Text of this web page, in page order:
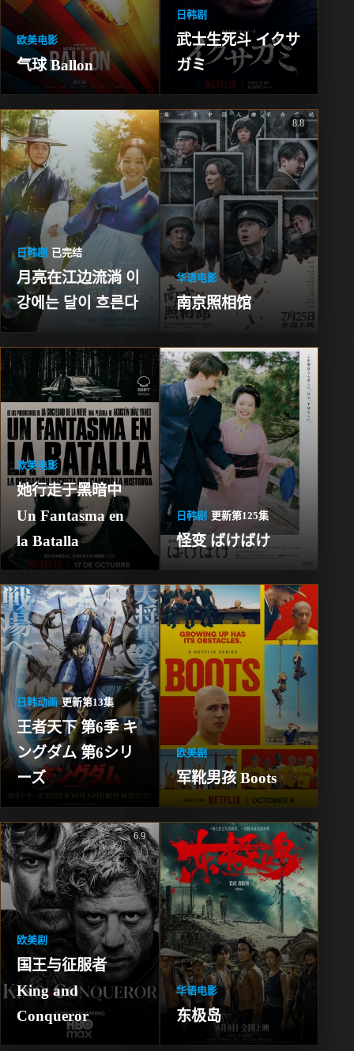
欧美电影
气球 Ballon
日韩剧
武士生死斗 イクサ
ガミ
日韩剧 已完结
月亮在江边流淌 이
강에는 달이 흐른다
8.8
华语电影
南京照相馆
欧美电影
她行走于黑暗中
Un Fantasma en
la Batalla
日韩剧 更新第125集
怪变 ばけばけ
日韩动画 更新第13集
王者天下 第6季 キ
ングダム 第6シリ
ーズ
欧美剧
军靴男孩 Boots
6.9
欧美剧
国王与征服者
King and
Conqueror
华语电影
东极岛